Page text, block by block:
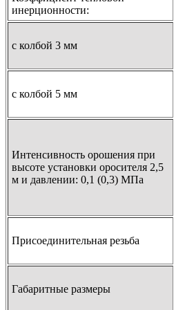
инерционности:
с колбой 3 мм
с колбой 5 мм
Интенсивность орошения при
высоте установки оросителя 2,5
м и давлении: 0,1 (0,3) МПа
Присоединительная резьба
Габаритные размеры